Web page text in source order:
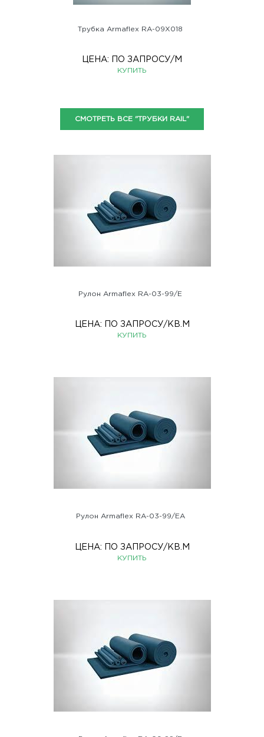
Трубка Armaflex RA-09X018
ЦЕНА: ПО ЗАПРОСУ/М
КУПИТЬ
СМОТРЕТЬ ВСЕ "ТРУБКИ RAIL"
Рулон Armaflex RA-03-99/E
ЦЕНА: ПО ЗАПРОСУ/КВ.М
КУПИТЬ
Рулон Armaflex RA-03-99/EA
ЦЕНА: ПО ЗАПРОСУ/КВ.М
КУПИТЬ